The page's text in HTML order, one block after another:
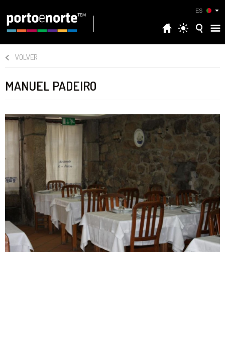
ES
VOLVER
MANUEL PADEIRO